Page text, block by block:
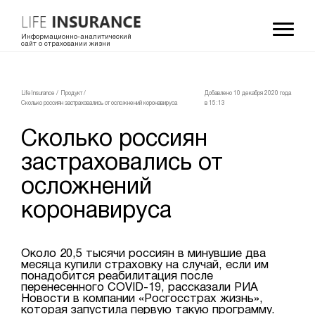
Информационно-аналитический
сайт о страховании жизни
LifeInsurance / Продукт/
Сколько россиян застраховались от осложнений коронавируса
Добавлено 10 декабря 2020 года
в 15:13
Сколько россиян
застраховались от
осложнений
коронавируса
Около 20,5 тысячи россиян в минувшие два
месяца купили страховку на случай, если им
понадобится реабилитация после
перенесенного COVID-19, рассказали РИА
Новости в компании «Росгосстрах жизнь»,
которая запустила первую такую программу.